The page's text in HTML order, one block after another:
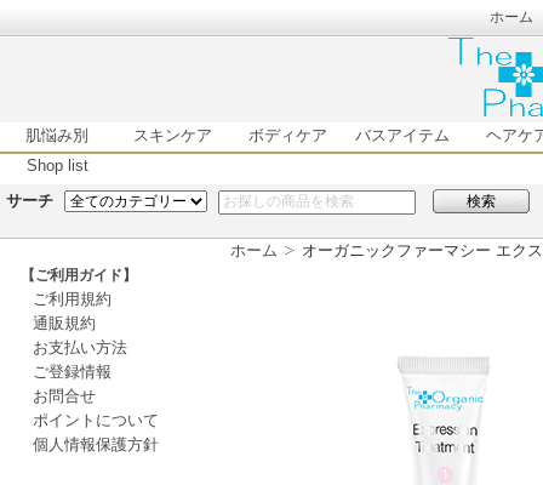
ホーム
肌悩み別 スキンケア ボディケア バスアイテム
ヘアケ
Shop list
サーチ
検索
ホーム オーガニックファーマシー エク
【ご利用ガイド】
ご利用規約
通販規約
お支払い方法
ご登録情報
お問合せ
ポイントについて
個人情報保護方針